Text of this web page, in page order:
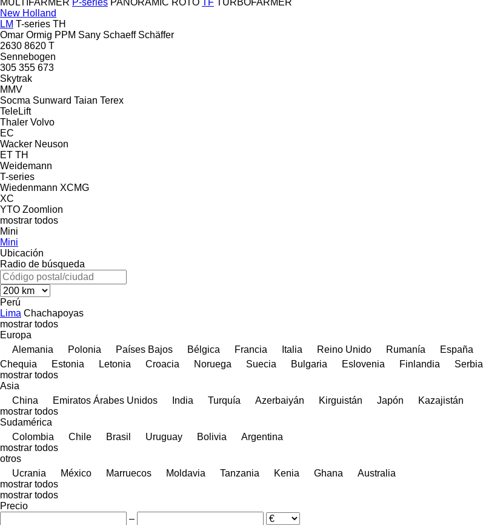
New Holland
LM T-series TH
Omar Ormig PPM Sany Schaeff Schäffer
2630 8620 T
Sennebogen
305 355 673
Skytrak
MMV
Socma Sunward Taian Terex
TeleLift
Thaler Volvo
EC
Wacker Neuson
ET TH
Weidemann
T-series
Wiedenmann XCMG
XC
YTO Zoomlion
mostrar todos
Mini
Mini
Ubicación
Radio de búsqueda
Perú
Lima Chachapoyas
mostrar todos
Europa
Alemania
Polonia Países Bajos Bélgica Francia Italia Reino Unido Rumanía España
Chequia
Estonia Letonia Croacia Noruega Suecia Bulgaria Eslovenia Finlandia Serbia
mostrar todos
Asia
China
Emiratos Árabes Unidos India Turquía Azerbaiyán Kirguistán Japón
Kazajistán
mostrar todos
Sudamérica
Colombia
Chile Brasil Uruguay Bolivia
Argentina
mostrar todos
otros
Ucrania
México Marruecos Moldavia Tanzania Kenia Ghana
Australia
mostrar todos
mostrar todos
Precio
–